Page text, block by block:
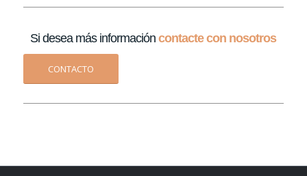
Si desea más información contacte con nosotros
CONTACTO